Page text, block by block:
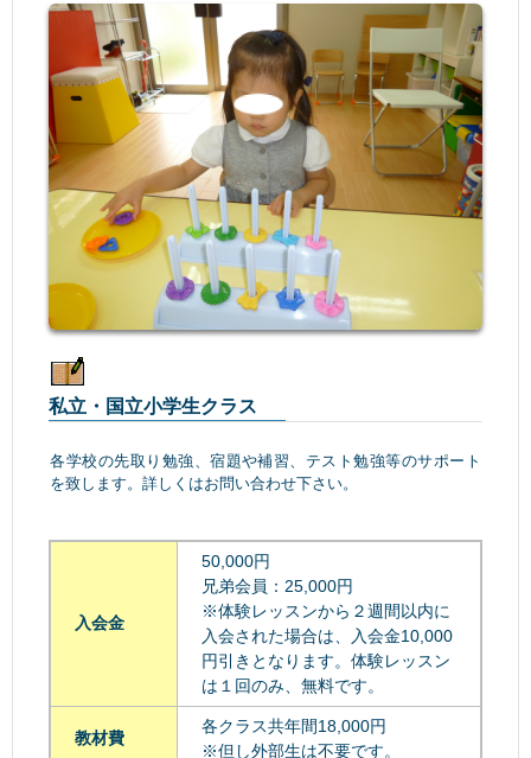
私立・国立小学生クラス
各学校の先取り勉強、宿題や補習、テスト勉強等のサポート
を致します。詳しくはお問い合わせ下さい。
入会金
50,000円
兄弟会員：25,000円
※体験レッスンから２週間以内に
入会された場合は、入会金10,000
円引きとなります。体験レッスン
は１回のみ、無料です。
教材費
各クラス共年間18,000円
※但し外部生は不要です。